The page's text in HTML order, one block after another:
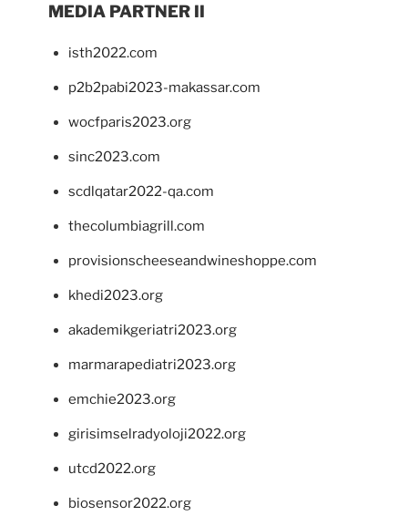
MEDIA PARTNER II
isth2022.com
p2b2pabi2023-makassar.com
wocfparis2023.org
sinc2023.com
scdlqatar2022-qa.com
thecolumbiagrill.com
provisionscheeseandwineshoppe.com
khedi2023.org
akademikgeriatri2023.org
marmarapediatri2023.org
emchie2023.org
girisimselradyoloji2022.org
utcd2022.org
biosensor2022.org